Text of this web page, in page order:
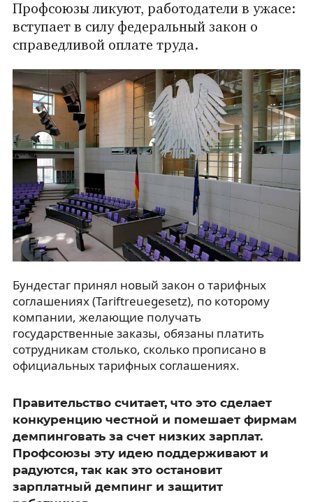
Профсоюзы ликуют, работодатели в ужасе:
вступает в силу федеральный закон о
справедливой оплате труда.
Бундестаг принял новый закон о тарифных
соглашениях (Tariftreuegesetz), по которому
компании, желающие получать
государственные заказы, обязаны платить
сотрудникам столько, сколько прописано в
официальных тарифных соглашениях.
Правительство считает, что это сделает
конкуренцию честной и помешает фирмам
демпинговать за счет низких зарплат.
Профсоюзы эту идею поддерживают и
радуются, так как это остановит
зарплатный демпинг и защитит